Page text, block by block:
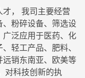
， 我司主要经营
、粉碎设备、筛选设
广泛应用于医药、化
轻工产品、肥料、
远销东南亚、欧美等
对科技创新的执